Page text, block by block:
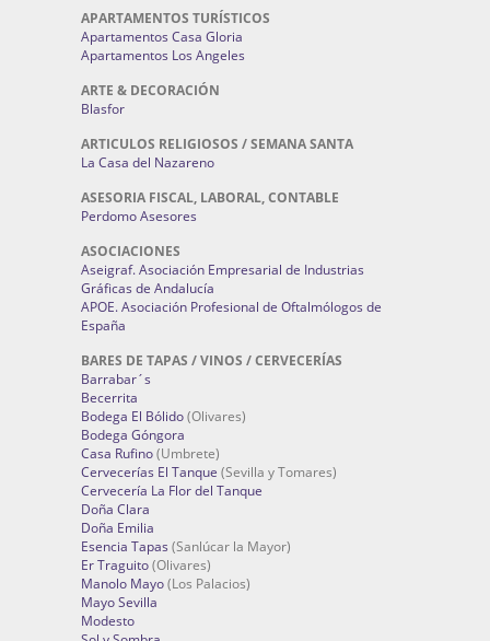
APARTAMENTOS TURÍSTICOS
Apartamentos Casa Gloria
Apartamentos Los Angeles
ARTE & DECORACIÓN
Blasfor
ARTICULOS RELIGIOSOS / SEMANA SANTA
La Casa del Nazareno
ASESORIA FISCAL, LABORAL, CONTABLE
Perdomo Asesores
ASOCIACIONES
Aseigraf. Asociación Empresarial de Industrias
Gráficas de Andalucía
APOE. Asociación Profesional de Oftalmólogos de
España
BARES DE TAPAS / VINOS / CERVECERÍAS
Barrabar´s
Becerrita
Bodega El Bólido(Olivares)
Bodega Góngora
Casa Rufino(Umbrete)
Cervecerías El Tanque (Sevilla y Tomares)
Cervecería La Flor del Tanque
Doña Clara
Doña Emilia
Esencia Tapas (Sanlúcar la Mayor)
Er Traguito(Olivares)
Manolo Mayo(Los Palacios)
Mayo Sevilla
Modesto